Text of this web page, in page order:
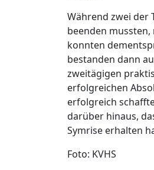
Während zwei der
beenden
konnten
bestanden dann
zweitägigen
erfolgreichen
erfolgreich
darüber hinaus,
Symrise erhalten
Foto: KVHS